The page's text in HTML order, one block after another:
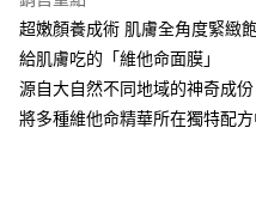
AFTEE先享後付
相關說明
【關於「AFTEE先享後付」】
AFTEE先享後付是「在收到商品之
便利好安心！
運送方式
超嫩顏養成術 肌膚全角度緊緻
給肌膚吃的「維他命面膜」
源自大自然不同地域的神奇成份
將多種維他命精華所在獨特配